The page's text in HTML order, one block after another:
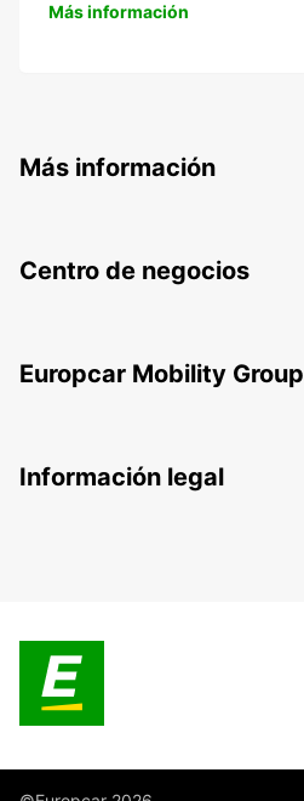
Más información
Más información
Centro de negocios
Europcar Mobility Group
Información legal